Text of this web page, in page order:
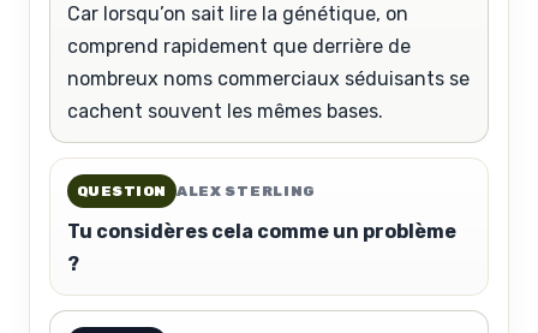
Car lorsqu’on sait lire la génétique, on
comprend rapidement que derrière de
nombreux noms commerciaux séduisants se
cachent souvent les mêmes bases.
QUESTION ALEX STERLING
Tu considères cela comme un problème
?